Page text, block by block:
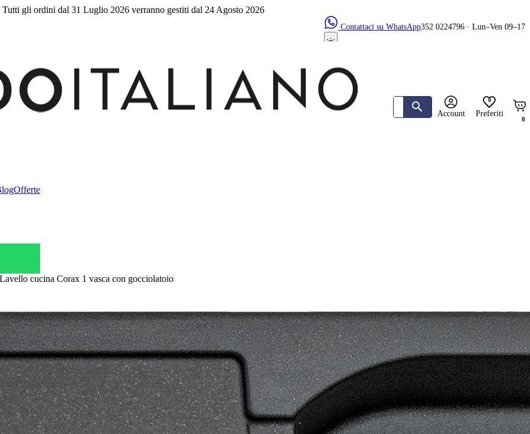
Tutti gli ordini dal 31 Luglio 2026 verranno gestiti dal 24 Agosto 2026
Contattaci su WhatsApp352 0224796 · Lun–Ven 09–17
Account Preferiti
0
0
Offerte
cucina Corax 1 vasca con gocciolatoio